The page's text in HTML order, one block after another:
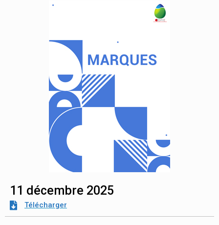
11 décembre 2025
Télécharger